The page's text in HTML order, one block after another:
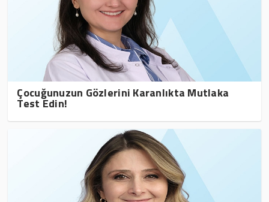
Çocuğunuzun Gözlerini Karanlıkta Mutlaka
Test Edin!